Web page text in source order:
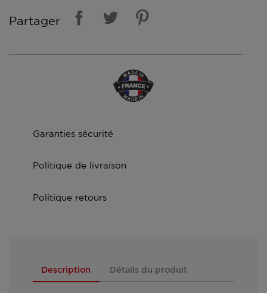
Partager
Garanties sécurité
Politique de livraison
Politique retours
Description Détails du produit